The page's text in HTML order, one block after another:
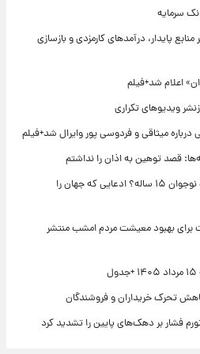
سرمایه
منابع پایدار، درآمدهای کارمزدی و بازسازی
اعلام شد+فیلم
ویدیوهای تکراری
میثاقی و فردوسی پور وایرال شد+فیلم
قصد توهین به اذان را نداشتم
راز طول عمر انسان در دستان یک نوجوان ۱۵ ساله؟ ادعایی که جهان را
برای بهبود معیشت مردم امشب منتشر
تحرک خریداران و فروشندگان
فشار بر دهک‌های پایین را تشدید کرد